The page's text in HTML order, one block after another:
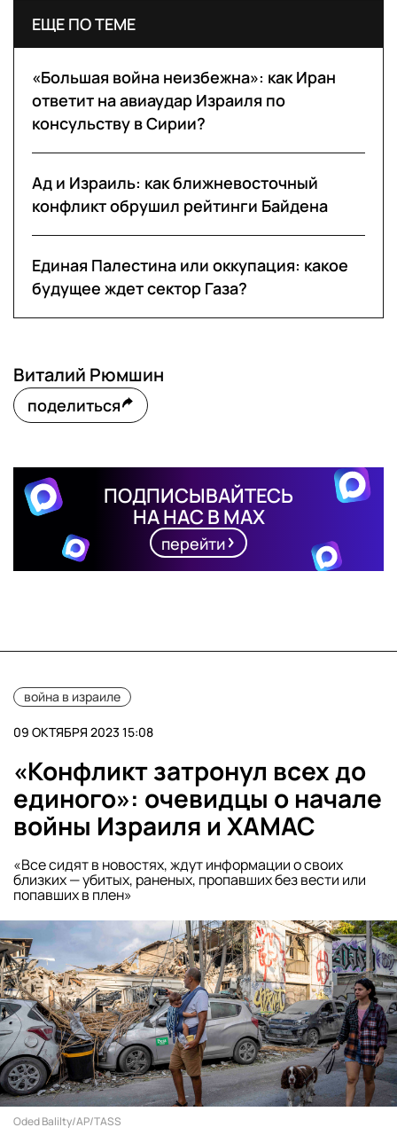
ЕЩЕ ПО ТЕМЕ
«Большая война неизбежна»: как Иран
ответит на авиаудар Израиля по
консульству в Сирии?
Ад и Израиль: как ближневосточный
конфликт обрушил рейтинги Байдена
Единая Палестина или оккупация: какое
будущее ждет сектор Газа?
Виталий Рюмшин
поделиться
ПОДПИСЫВАЙТЕСЬ
НА НАС В MAX
перейти
война в израиле
09 ОКТЯБРЯ 2023 15:08
«Конфликт затронул всех до
единого»: очевидцы о начале
войны Израиля и ХАМАС
«Все сидят в новостях, ждут информации о своих
близких — убитых, раненых, пропавших без вести или
попавших в плен»
Oded Balilty/AP/TASS